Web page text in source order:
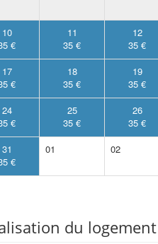
10
€
11
35 €
12
35 €
17
€
18
35 €
19
35 €
24
€
25
35 €
26
35 €
31
€
01 02
du logement